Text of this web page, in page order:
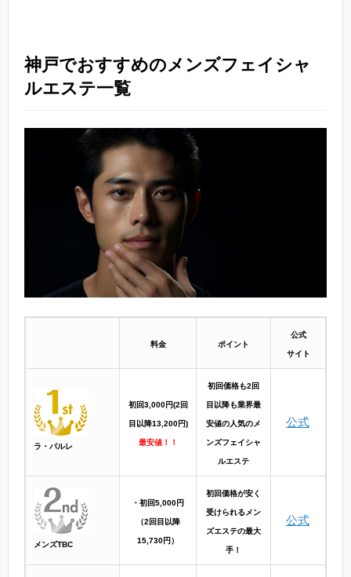
神戸でおすすめのメンズフェイシャ
ルエステ一覧
料金 ポイント
公式
サイト
ラ・パルレ
初回3,000円(2回
目以降13,200円)
最安値！！
初回価格も2回
目以降も業界最
安値の人気のメ
ンズフェイシャ
ルエステ
公式
メンズTBC
・初回5,000円
（2回目以降
15,730円）
初回価格が安く
受けられるメン
ズエステの最大
手！
公式